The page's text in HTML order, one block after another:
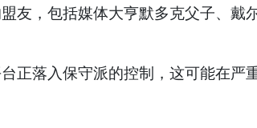
友，包括媒体大亨默多克父子、戴
正落入保守派的控制，这可能在严